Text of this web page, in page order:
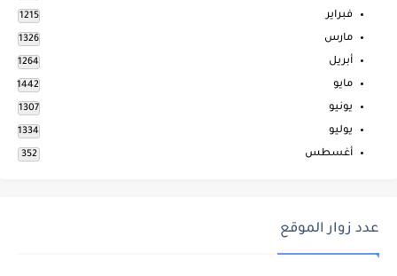
فبراير 1215
مارس 1326
أبريل 1264
مايو 1442
يونيو 1307
يوليو 1334
أغسطس 352
عدد زوار الموقع